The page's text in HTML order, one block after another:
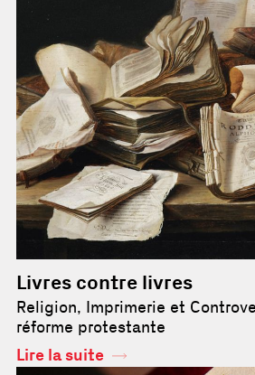
Livres contre livres
Religion, Imprimerie et
réforme protestante